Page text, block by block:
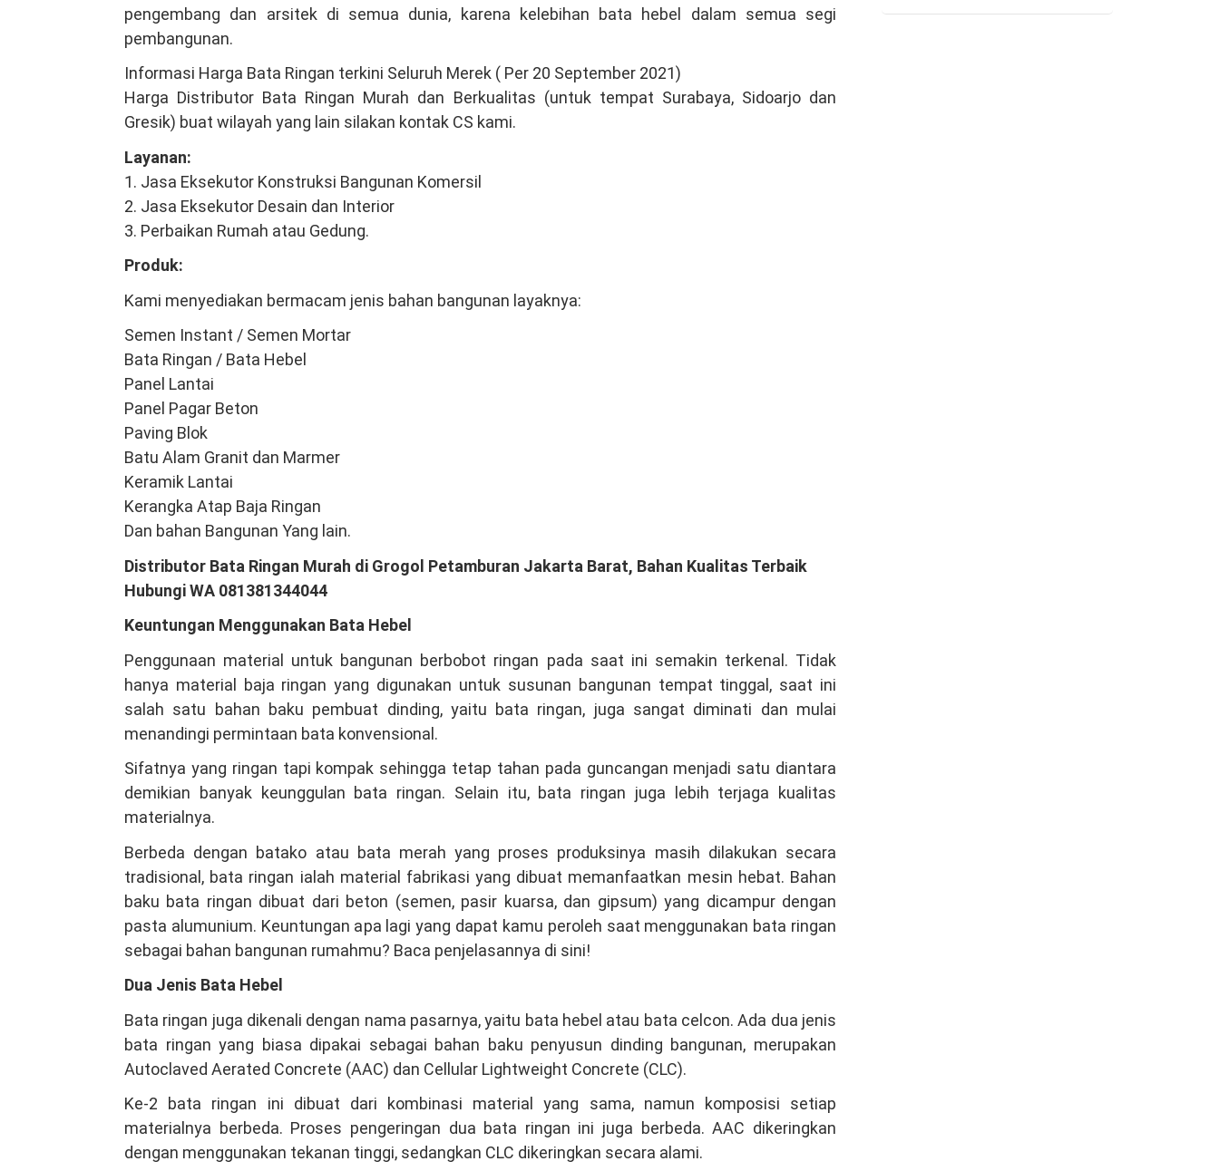
pengembang dan arsitek di semua dunia, karena kelebihan bata hebel dalam semua segi
pembangunan.
Informasi Harga Bata Ringan terkini Seluruh Merek ( Per 20 September 2021)
Harga Distributor Bata Ringan Murah dan Berkualitas (untuk tempat Surabaya, Sidoarjo dan
Gresik) buat wilayah yang lain silakan kontak CS kami.
Layanan:
1. Jasa Eksekutor Konstruksi Bangunan Komersil
2. Jasa Eksekutor Desain dan Interior
3. Perbaikan Rumah atau Gedung.
Produk:
Kami menyediakan bermacam jenis bahan bangunan layaknya:
Semen Instant / Semen Mortar
Bata Ringan / Bata Hebel
Panel Lantai
Panel Pagar Beton
Paving Blok
Batu Alam Granit dan Marmer
Keramik Lantai
Kerangka Atap Baja Ringan
Dan bahan Bangunan Yang lain.
Distributor Bata Ringan Murah di Grogol Petamburan Jakarta Barat, Bahan Kualitas Terbaik
Hubungi WA 081381344044
Keuntungan Menggunakan Bata Hebel
Penggunaan material untuk bangunan berbobot ringan pada saat ini semakin terkenal. Tidak
hanya material baja ringan yang digunakan untuk susunan bangunan tempat tinggal, saat ini
salah satu bahan baku pembuat dinding, yaitu bata ringan, juga sangat diminati dan mulai
menandingi permintaan bata konvensional.
Sifatnya yang ringan tapi kompak sehingga tetap tahan pada guncangan menjadi satu diantara
demikian banyak keunggulan bata ringan. Selain itu, bata ringan juga lebih terjaga kualitas
materialnya.
Berbeda dengan batako atau bata merah yang proses produksinya masih dilakukan secara
tradisional, bata ringan ialah material fabrikasi yang dibuat memanfaatkan mesin hebat. Bahan
baku bata ringan dibuat dari beton (semen, pasir kuarsa, dan gipsum) yang dicampur dengan
pasta alumunium. Keuntungan apa lagi yang dapat kamu peroleh saat menggunakan bata ringan
sebagai bahan bangunan rumahmu? Baca penjelasannya di sini!
Dua Jenis Bata Hebel
Bata ringan juga dikenali dengan nama pasarnya, yaitu bata hebel atau bata celcon. Ada dua jenis
bata ringan yang biasa dipakai sebagai bahan baku penyusun dinding bangunan, merupakan
Autoclaved Aerated Concrete (AAC) dan Cellular Lightweight Concrete (CLC).
Ke-2 bata ringan ini dibuat dari kombinasi material yang sama, namun komposisi setiap
materialnya berbeda. Proses pengeringan dua bata ringan ini juga berbeda. AAC dikeringkan
dengan menggunakan tekanan tinggi, sedangkan CLC dikeringkan secara alami.